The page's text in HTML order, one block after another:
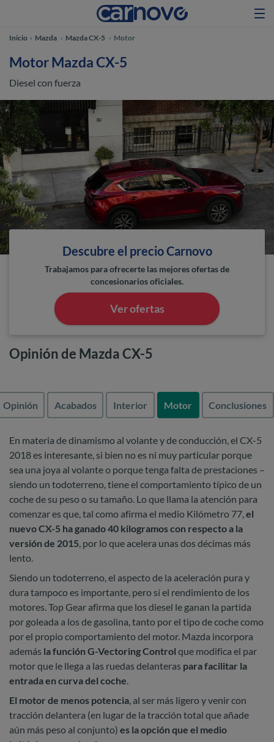
Inicio Mazda Mazda CX-5 Motor
Motor Mazda CX-5
Diesel con fuerza
Descubre el precio Carnovo
Trabajamos para ofrecerte las mejores ofertas de
concesionarios oficiales.
Ver ofertas
Opinión de Mazda CX-5
Opinión Acabados Interior Motor Conclusiones
En materia de dinamismo al volante y de conducción, el CX-5
2018 es interesante, si bien no es ni muy particular porque
sea una joya al volante o porque tenga falta de prestaciones –
siendo un todoterreno, tiene el comportamiento típico de un
coche de su peso o su tamaño. Lo que llama la atención para
comenzar es que, tal como afirma el medio Kilómetro 77,el
nuevo CX-5 ha ganado 40 kilogramos con respecto a la
versión de 2015, por lo que acelera unas dos décimas más
lento.
Siendo un todoterreno, el aspecto de la aceleración pura y
dura tampoco es importante, pero sí el rendimiento de los
motores. Top Gear afirma que los diesel le ganan la partida
por goleada a los de gasolina, tanto por el tipo de coche como
por el propio comportamiento del motor. Mazda incorpora
además la función G-Vectoring Control que modifica el par
motor que le llega a las ruedas delanteras para facilitar la
entrada en curva del coche.
El motor de menos potencia, al ser más ligero y venir con
tracción delantera (en lugar de la tracción total que añade
aún más peso al conjunto) es la opción que el medio